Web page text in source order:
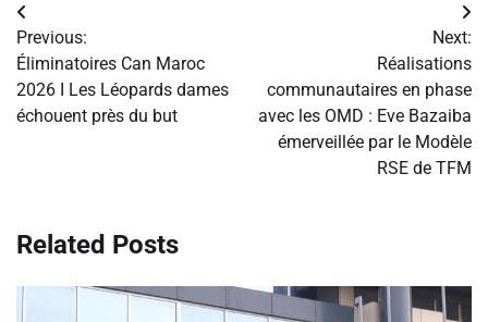
Navigation
de
l’article
Previous:
Éliminatoires Can Maroc
2026 I Les Léopards dames
échouent près du but
Next:
Réalisations
communautaires en phase
avec les OMD : Eve Bazaiba
émerveillée par le Modèle
RSE de TFM
Related Posts